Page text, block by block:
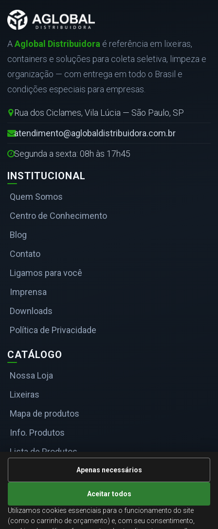
AAglobal Distribuidora é referência em lixeiras,
containers e soluções para coleta seletiva, limpeza e
organização — com entrega em todo o Brasil e
condições especiais para empresas.
Rua dos Ciclames, Vila Lúcia — São Paulo, SP
atendimento@aglobaldistribuidora.com.br
Segunda a sexta: 08h às 17h45
INSTITUCIONAL
Quem Somos
Centro de Conhecimento
Blog
Contato
Ligamos para você
Imprensa
Downloads
Política de Privacidade
CATÁLOGO
Nossa Loja
Lixeiras
Mapa de produtos
Info. Produtos
Lista de Produtos
Informações Técnicas
ATENDIMENTO
Apenas necessários
Aceitar todos
Utilizamos cookies essenciais para o funcionamento do site
(como o carrinho de orçamento) e, com seu consentimento,